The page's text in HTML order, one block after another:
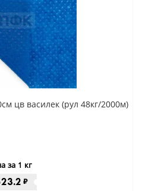
цв василек (рул 48кг/2000м)
за 1 кг
₽